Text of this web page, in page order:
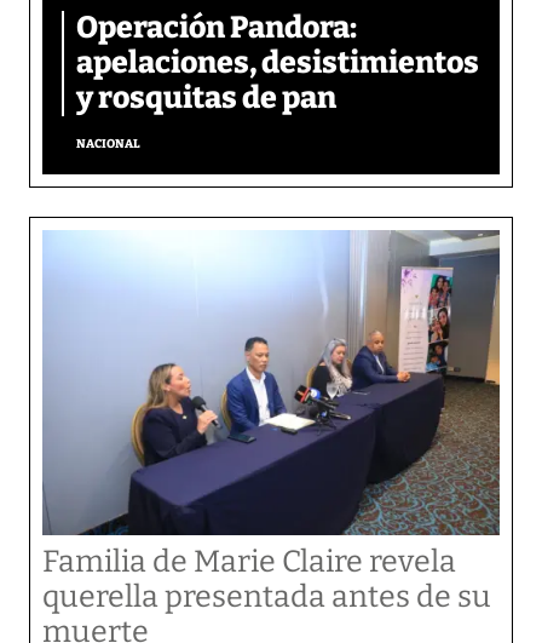
Operación Pandora:
apelaciones, desistimientos
y rosquitas de pan
NACIONAL
Familia de Marie Claire revela
querella presentada antes de su
muerte